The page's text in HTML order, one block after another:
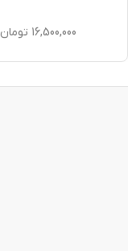
16,500,000 تومان